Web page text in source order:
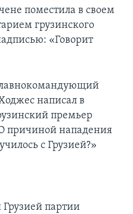
поместила в своем
грузинского
«Говорит
написал в
премьер
причиной нападения
с Грузией?»
партии